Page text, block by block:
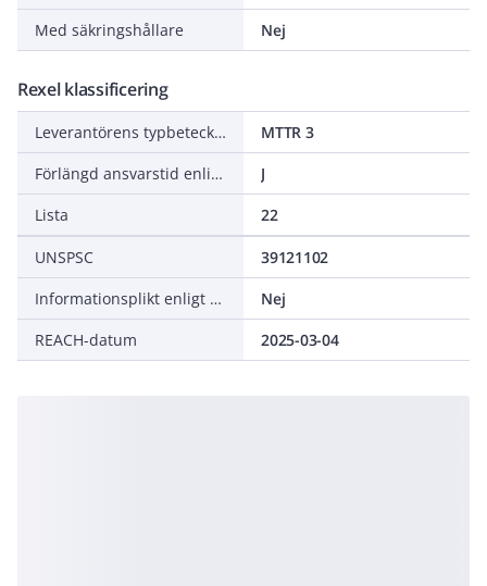
Med säkringshållare
Nej
Rexel klassificering
Leverantörens typbeteckning
MTTR 3
Förlängd ansvarstid enligt ALEM-09
J
Lista
22
UNSPSC
39121102
Informationsplikt enligt REACH
Nej
REACH-datum
2025-03-04